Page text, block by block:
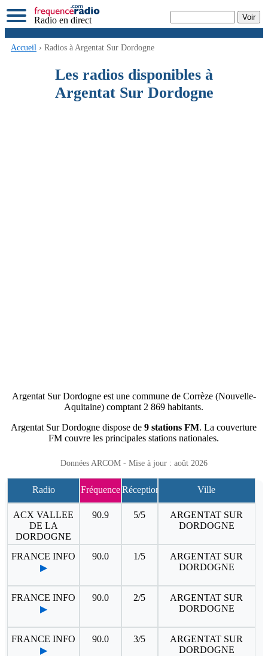
Radio en direct
Accueil › Radios à Argentat Sur Dordogne
Les radios disponibles à
Argentat Sur Dordogne
Argentat Sur Dordogne est une commune de Corrèze (Nouvelle-
Aquitaine) comptant 2 869 habitants.
Argentat Sur Dordogne dispose de9 stations FM. La couverture
FM couvre les principales stations nationales.
Données ARCOM - Mise à jour : août 2026
Radio FréquenceRéception Ville
ACX VALLEE
DE LA
DORDOGNE
90.9 5/5
ARGENTAT SUR
DORDOGNE
FRANCE INFO
▶
90.0 1/5
ARGENTAT SUR
DORDOGNE
FRANCE INFO
▶
90.0 2/5
ARGENTAT SUR
DORDOGNE
FRANCE INFO
▶
90.0 3/5
ARGENTAT SUR
DORDOGNE